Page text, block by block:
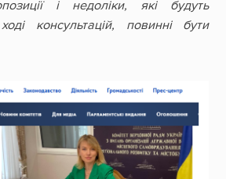
і недоліки, які будуть
консультацій, повинні бути